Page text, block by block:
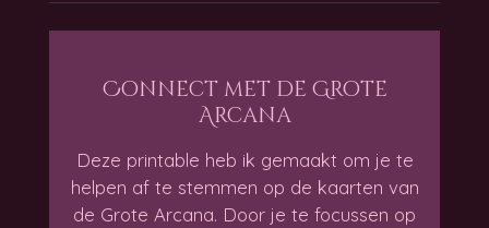
Connect met de Grote
Arcana
Deze printable heb ik gemaakt om je te
helpen af te stemmen op de kaarten van
de Grote Arcana. Door je te focussen op